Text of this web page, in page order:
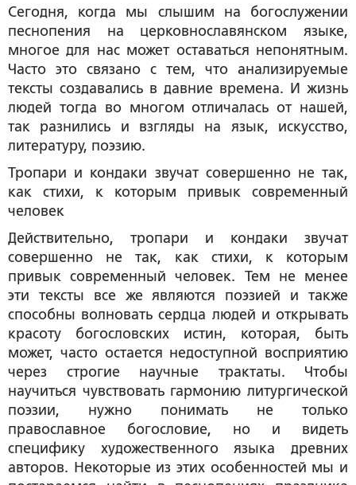
Сегодня, когда мы слышим на богослужении
песнопения на церковнославянском языке,
многое для нас может оставаться непонятным.
Часто это связано с тем, что анализируемые
тексты создавались в давние времена. И жизнь
людей тогда во многом отличалась от нашей,
так разнились и взгляды на язык, искусство,
литературу, поэзию.
Тропари и кондаки звучат совершенно не так,
как стихи, к которым привык современный
человек
Действительно, тропари и кондаки звучат
совершенно не так, как стихи, к которым
привык современный человек. Тем не менее
эти тексты все же являются поэзией и также
способны волновать сердца людей и открывать
красоту богословских истин, которая, быть
может, часто остается недоступной восприятию
через строгие научные трактаты. Чтобы
научиться чувствовать гармонию литургической
поэзии, нужно понимать не только
православное богословие, но и видеть
специфику художественного языка древних
авторов. Некоторые из этих особенностей мы и